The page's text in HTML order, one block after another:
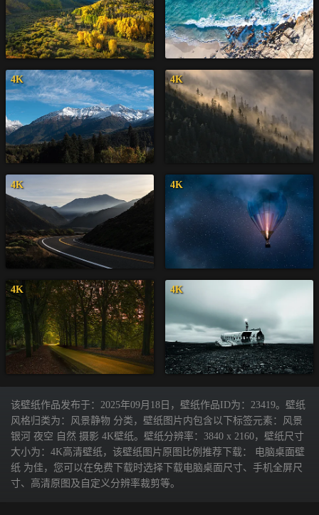
4K 4K
4K 4K
4K 4K
该壁纸作品发布于：2025年09月18日，壁纸作品ID为：23419。壁纸
风格归类为：风景静物 分类，壁纸图片内包含以下标签元素：风景
银河 夜空 自然 摄影 4K壁纸。壁纸分辨率：3840 x 2160，壁纸尺寸
大小为：4K高清壁纸，该壁纸图片原图比例推荐下载： 电脑桌面壁
纸 为佳，您可以在免费下载时选择下载电脑桌面尺寸、手机全屏尺
寸、高清原图及自定义分辨率裁剪等。